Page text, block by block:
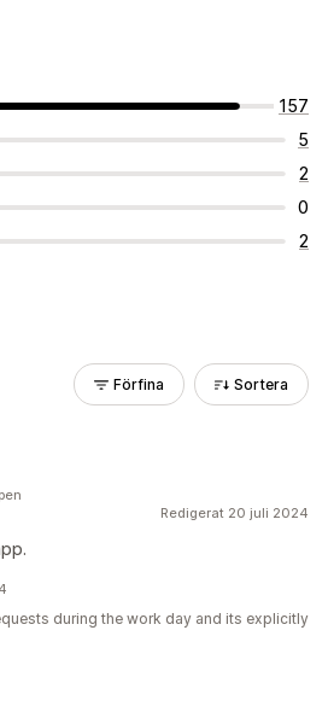
157
5
2
0
2
Förfina Sortera
Redigerat 20 juli 2024
during the work day and its explicitly